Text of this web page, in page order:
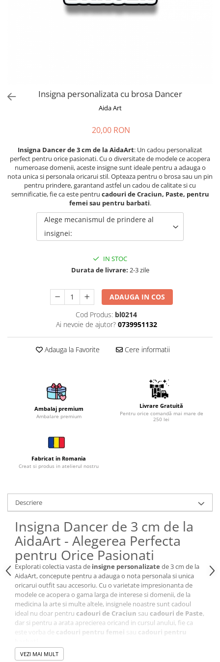
Decoratiuni Paste
Print personalizat
Semne de Carte
Articole pentru copii
Puzzle
Cercei din lemn
Accesorii de Bucatarie
Suporturi de Pahare
Accesorii pentru Bauturi
Personalizate
Termosuri Personalizate
Desfacatoare si Tirbusoane
Shaker, Plosca
Cutii si Accesorii pentru Vin
Personalizate
Vinuri Personalizate
Pixuri Personalizate
Mousepad-uri
Globuri de Birou
Agende A5
Agende A6
Planner / Jurnal
Articole pentru Casa Personalizate
Ceasuri Personalizate
Calendare Personalizate
Tablouri Personalizate
Rame Foto
Brichete Personalizate
Cadouri absolvire
Insigna personalizata cu brosa Dancer
Aida Art
20,00 RON
Insigna Dancer de 3 cm de la AidaArt: Un cadou personalizat
perfect pentru orice pasionati. Cu o diversitate de modele ce acopera
numeroase domenii, aceste insigne sunt ideale pentru a adauga o
nota unica si personala oricarui stil. Opteaza pentru o brosa sau un pin
pentru prindere, garantand astfel un cadou de calitate si cu
semnificatie, fie ca este pentru cadouri de Craciun, Paste, pentru
femei sau pentru barbati.
Alege mecanismul de prindere al
insignei:
IN STOC
Durata de livrare: 2-3 zile
ADAUGA IN COS
Cod Produs: bl0214
Ai nevoie de ajutor? 0739951132
Adauga la Favorite Cere informatii
Ambalaj premium
Ambalare premium
Livrare Gratuită
Pentru orice comandă mai mare de
250 lei
Fabricat in Romania
Creat si produs in atelierul nostru
Descriere
Insigna Dancer de 3 cm de la
AidaArt - Alegerea Perfecta
pentru Orice Pasionati
Explorati colectia vasta de insigne personalizate de 3 cm de la
AidaArt, concepute pentru a adauga o nota personala si unica
oricarui outfit sau accesoriu. Cu o varietate impresionanta de
modele ce acopera o gama larga de interese si domenii, de la
medicina la arte si multe altele, insignele noastre sunt cadoul
ideal nu doar pentru cadouri de Craciun sau cadouri de Paste,
dar si pentru a arata aprecierea oricand in cursul anului, fie ca
este vorba de cadouri pentru femei sau cadouri pentru
Dimensiune ideala de 3 cm:
facand fiecare insigna usor de purtat.
VEZI MAI MULT